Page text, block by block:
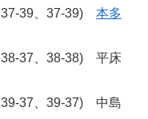
39、37-39) 本多
37、38-38) 平床
37、39-37) 中島